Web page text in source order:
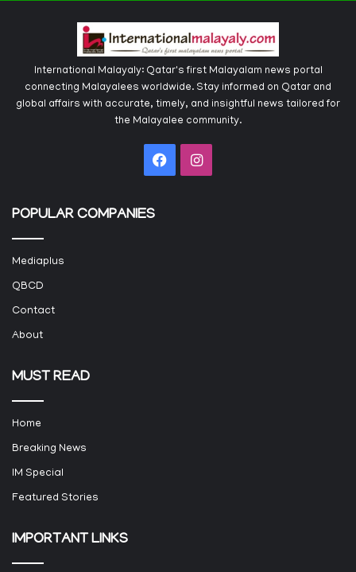
International Malayaly: Qatar's first Malayalam news portal
connecting Malayalees worldwide. Stay informed on Qatar and
global affairs with accurate, timely, and insightful news tailored for
the Malayalee community.
FacebookInstagram
POPULAR COMPANIES
Mediaplus
QBCD
Contact
About
MUST READ
Home
Breaking News
IM Special
Featured Stories
IMPORTANT LINKS